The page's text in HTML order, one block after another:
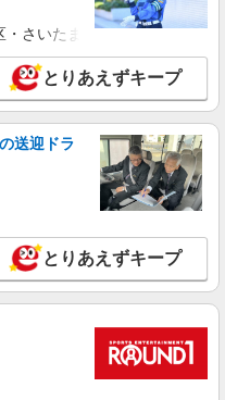
第3営業部
詳細を見る
除/食事の配膳など♪★激募
円 ＜日払い有/週払い有/交
代含む)＞
さいたま市岩槻区・久喜市・
とりあえずキープ
送迎ドラ
とりあえずキープ